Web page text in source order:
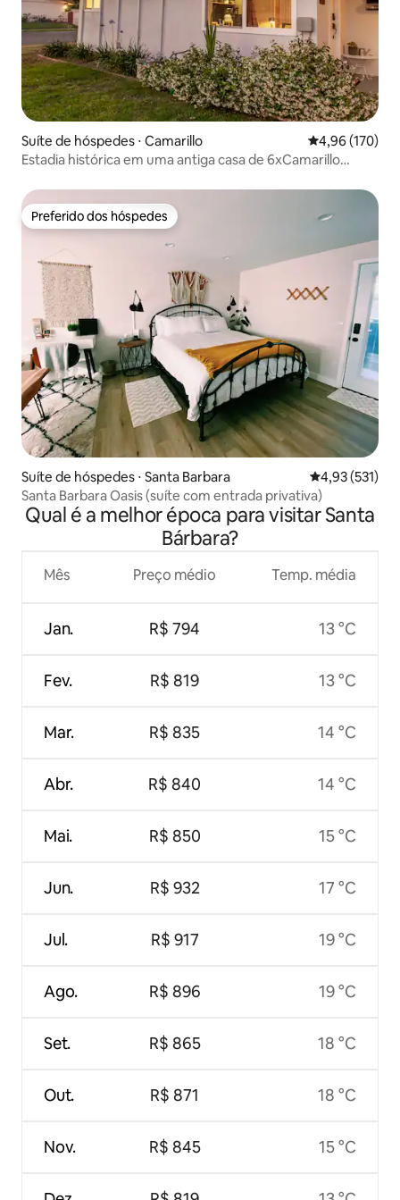
Suíte de hóspedes ⋅ Camarillo 4,96 de uma
4,96 (170)
Estadia histórica em uma antiga casa de 6xCamarillo
Preferido dos hóspedes
Preferido dos hóspedes
Suíte de hóspedes ⋅ Santa Barbara 4,93 de uma
4,93 (531)
Santa Barbara Oasis (suíte com entrada privativa)
Qual é a melhor época para visitar Santa
Bárbara?
Mês
Jan.
Fev.
Mar.
Abr.
Mai.
Jun.
Jul.
Ago.
Set.
Out.
Nov.
Preço médio
R$ 794
R$ 819
R$ 835
R$ 840
R$ 850
R$ 932
R$ 917
R$ 896
R$ 865
R$ 871
R$ 845
Temp. média
13 °C
13 °C
14 °C
14 °C
15 °C
17 °C
19 °C
19 °C
18 °C
18 °C
15 °C